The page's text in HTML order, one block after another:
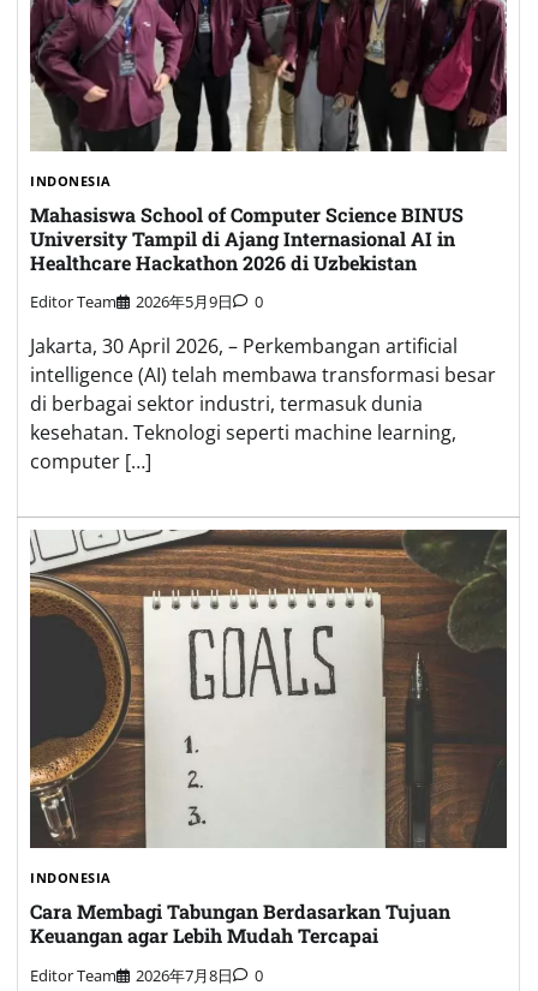
INDONESIA
Mahasiswa School of Computer Science BINUS
University Tampil di Ajang Internasional AI in
Healthcare Hackathon 2026 di Uzbekistan
Editor Team 2026年5月9日 0
Jakarta, 30 April 2026, – Perkembangan artificial
intelligence (AI) telah membawa transformasi besar
di berbagai sektor industri, termasuk dunia
kesehatan. Teknologi seperti machine learning,
computer […]
INDONESIA
Cara Membagi Tabungan Berdasarkan Tujuan
Keuangan agar Lebih Mudah Tercapai
Editor Team 2026年7月8日 0